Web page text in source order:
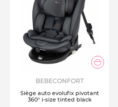
BEBECONFORT
Siège auto evolufix pivotant
360° i-size tinted black